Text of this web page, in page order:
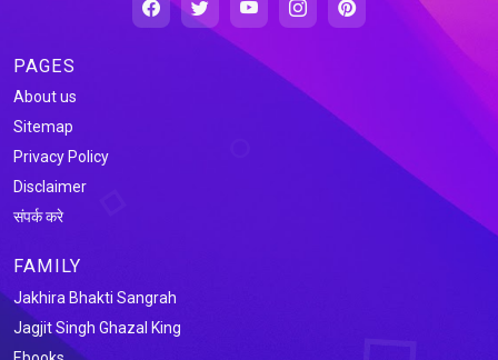
PAGES
About us
Sitemap
Privacy Policy
Disclaimer
संपर्क करे
FAMILY
Jakhira Bhakti Sangrah
Jagjit Singh Ghazal King